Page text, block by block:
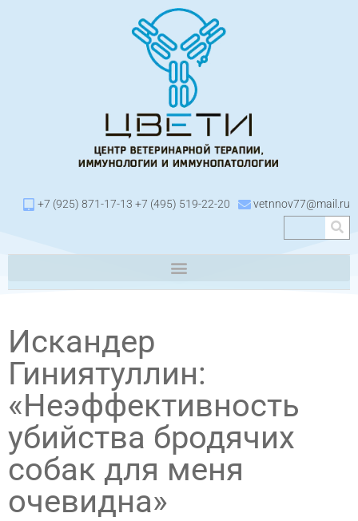
+7 (925) 871-17-13 +7 (495) 519-22-20 vetnnov77@mail.ru
Искандер
Гиниятуллин:
«Неэффективность
убийства бродячих
собак для меня
очевидна»